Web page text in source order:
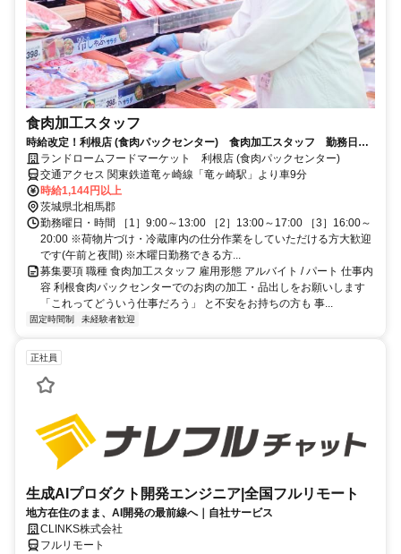
食肉加工スタッフ
時給改定！利根店 (食肉パックセンター) 食肉加工スタッフ 勤務日数
等ご相談ください 未経験者歓迎
ランドロームフードマーケット 利根店 (食肉パックセンター)
交通アクセス 関東鉄道竜ヶ崎線「竜ヶ崎駅」より車9分
時給1,144円以上
茨城県北相馬郡
勤務曜日・時間 ［1］9:00～13:00 ［2］13:00～17:00 ［3］16:00～
20:00 ※荷物片づけ・冷蔵庫内の仕分作業をしていただける方大歓迎
です(午前と夜間) ※木曜日勤務できる方...
募集要項 職種 食肉加工スタッフ 雇用形態 アルバイト / パート 仕事内
容 利根食肉パックセンターでのお肉の加工・品出しをお願いします
「これってどういう仕事だろう」 と不安をお持ちの方も 事...
固定時間制 未経験者歓迎
正社員
生成AIプロダクト開発エンジニア|全国フルリモート
地方在住のまま、AI開発の最前線へ｜自社サービス
CLINKS株式会社
フルリモート